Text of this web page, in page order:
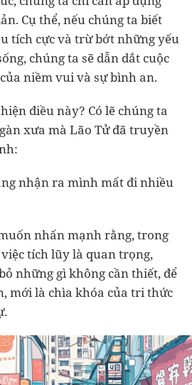
Cụ thể, nếu chúng ta biết
tích cực và trừ bớt những yếu
chúng ta sẽ dẫn dắt cuộc
niềm vui và sự bình an.
điều này? Có lẽ chúng ta
xưa mà Lão Tử đã truyền
nhận ra mình mất đi nhiều
nhấn mạnh rằng, trong
tích lũy là quan trọng,
những gì không cần thiết, để
mới là chìa khóa của tri thức